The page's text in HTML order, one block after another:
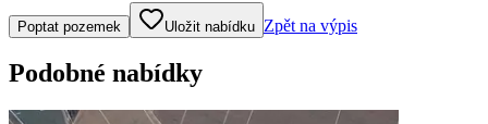
Klepněte nebo klikněte pro ovládání mapy
Poptat pozemek Uložit nabídku Zpět na výpis
Podobné nabídky